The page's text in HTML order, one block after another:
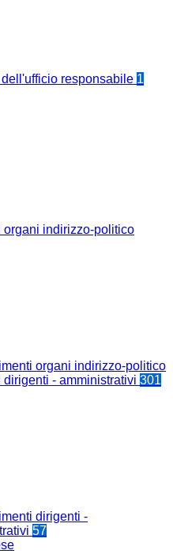
responsabile 1
organi indirizzo-politico
organi indirizzo-politico
dirigenti - amministrativi 301
dirigenti -
57